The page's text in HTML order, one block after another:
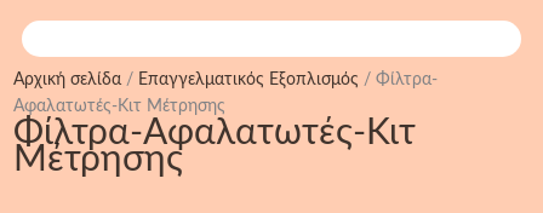
Αρχική σελίδα/ Επαγγελματικός Εξοπλισμός / Φίλτρα-
Αφαλατωτές-Κιτ Μέτρησης
Φίλτρα-Αφαλατωτές-Κιτ
Μέτρησης